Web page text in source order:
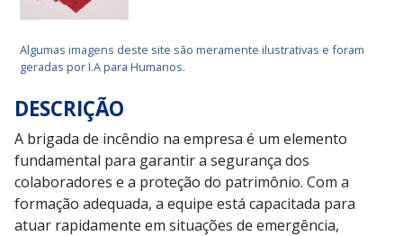
Algumas imagens deste site são meramente ilustrativas e foram
geradas por I.A para Humanos.
DESCRIÇÃO
A brigada de incêndio na empresa é um elemento
fundamental para garantir a segurança dos
colaboradores e a proteção do patrimônio. Com a
formação adequada, a equipe está capacitada para
atuar rapidamente em situações de emergência,